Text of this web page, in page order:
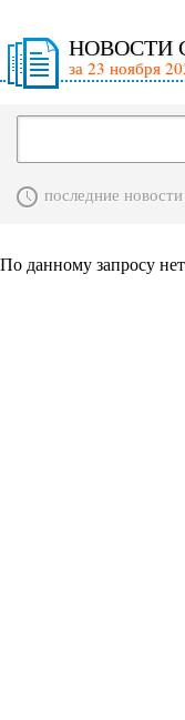
НОВОСТИ
за 23 ноября
последние новости
По данному запросу